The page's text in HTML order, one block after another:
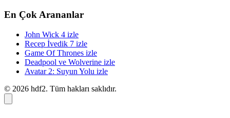
En Çok Arananlar
John Wick 4 izle
Recep İvedik 7 izle
Game Of Thrones izle
Deadpool ve Wolverine izle
Avatar 2: Suyun Yolu izle
© 2026 hdf2. Tüm hakları saklıdır.